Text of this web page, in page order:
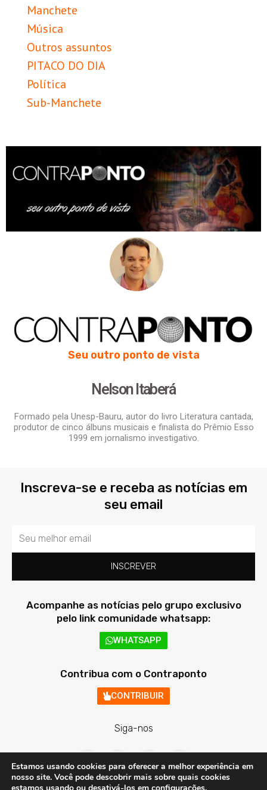
Manchete
Música
Outros assuntos
PITACO DO DIA
Política
Sub-Manchete
Seu outro ponto de vista
Nelson Itaberá
Formado pela Unesp-Bauru, autor do livro Literatura cantada,
produtor de cinco álbuns musicais e finalista do Prêmio Esso
1999 em jornalismo investigativo.
Inscreva-se e receba as notícias em
seu email
Email
INSCREVER
Acompanhe as notícias pelo grupo exclusivo
pelo link comunidade whatsapp:
WHATSAPP
Contribua com o Contraponto
CONTRIBUIR
Siga-nos
F
a
c
e
T
w
i
t
I
n
s
t
Y
o
u
t
Estamos usando cookies para oferecer a melhor experiência em
nosso site. Você pode descobrir mais sobre quais cookies